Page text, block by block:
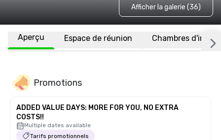
Afficher la galerie (36)
Aperçu Espace de réunion Chambres
Promotions
ADDED VALUE DAYS: MORE FOR YOU, NO EXTRA
COSTS!!
Multiple dates available
Tarifs promotionnels